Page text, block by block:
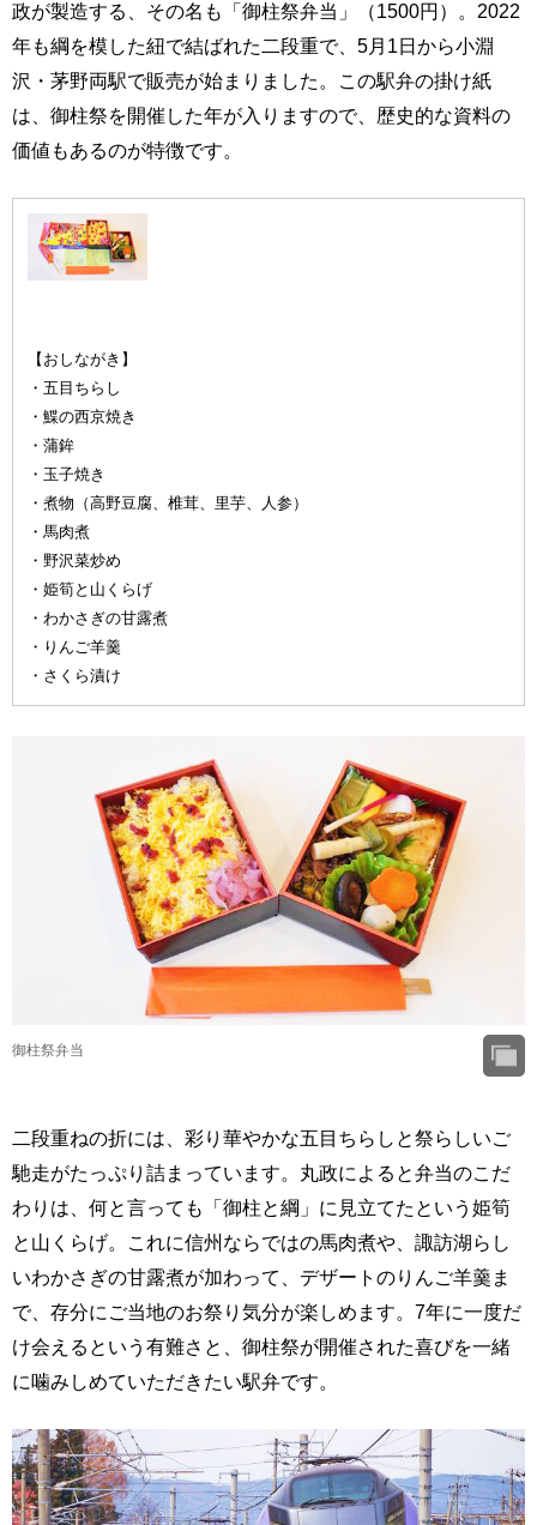
政が製造する、その名も「御柱祭弁当」（1500円）。2022
年も綱を模した紐で結ばれた二段重で、5月1日から小淵
沢・茅野両駅で販売が始まりました。この駅弁の掛け紙
は、御柱祭を開催した年が入りますので、歴史的な資料の
価値もあるのが特徴です。
御柱祭弁当
【おしながき】
・五目ちらし
・鰈の西京焼き
・蒲鉾
・玉子焼き
・煮物（高野豆腐、椎茸、里芋、人参）
・馬肉煮
・野沢菜炒め
・姫筍と山くらげ
・わかさぎの甘露煮
・りんご羊羹
・さくら漬け
御柱祭弁当
二段重ねの折には、彩り華やかな五目ちらしと祭らしいご
馳走がたっぷり詰まっています。丸政によると弁当のこだ
わりは、何と言っても「御柱と綱」に見立てたという姫筍
と山くらげ。これに信州ならではの馬肉煮や、諏訪湖らし
いわかさぎの甘露煮が加わって、デザートのりんご羊羹ま
で、存分にご当地のお祭り気分が楽しめます。7年に一度だ
け会えるという有難さと、御柱祭が開催された喜びを一緒
に噛みしめていただきたい駅弁です。